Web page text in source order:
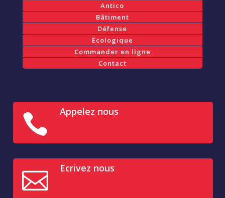
Antico
Bâtiment
Défense
Écologique
Commander en ligne
Contact
 Appelez nous
 Ecrivez nous